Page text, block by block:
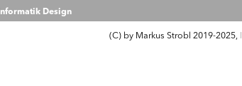
Informatik Design
(C) by Markus Strobl 2019-2025,